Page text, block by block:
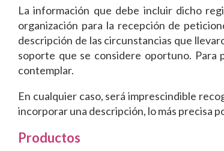
La información que debe incluir dicho
organización para la recepción de
descripción de las circunstancias que
soporte que se considere oportuno. Para
contemplar.
En cualquier caso, será imprescindible
incorporar una descripción, lo más precisa
Productos